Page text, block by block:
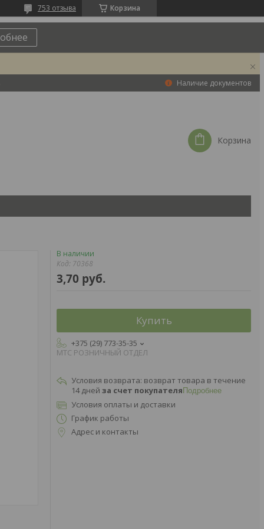
Корзина
753 отзыва
Наличие документов
Корзина
В наличии
Код: 70368
3,70 руб.
Купить
+375 (29) 773-35-35
МТС РОЗНИЧНЫЙ ОТДЕЛ
возврат товара в течение
14 дней за счет покупателя Подробнее
Условия оплаты и доставки
График работы
Адрес и контакты